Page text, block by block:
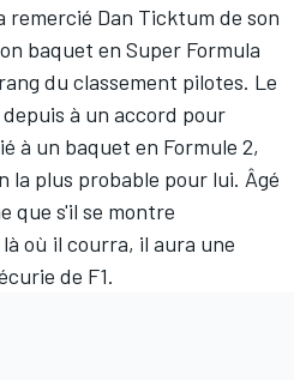
remercié Dan Ticktum de son
baquet en Super Formula
du classement pilotes. Le
à un accord pour
à un baquet en Formule 2,
la plus probable pour lui. Âgé
que s'il se montre
où il courra, il aura une
de F1.